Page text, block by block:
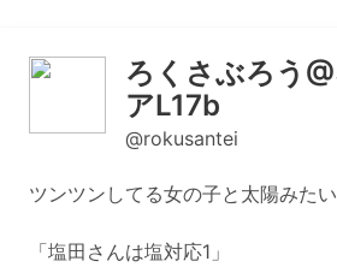
ろくさぶろう
アL17b
@rokusantei
ツンツンしてる女の子と太陽みたい
「塩田さんは塩対応1」